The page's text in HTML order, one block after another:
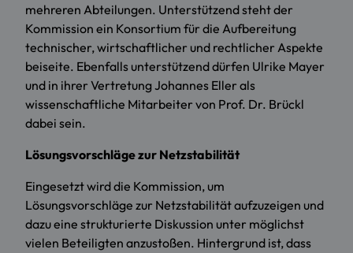
mehreren Abteilungen. Unterstützend steht der
Kommission ein Konsortium für die Aufbereitung
technischer, wirtschaftlicher und rechtlicher Aspekte
beiseite. Ebenfalls unterstützend dürfen Ulrike Mayer
und in ihrer Vertretung Johannes Eller als
wissenschaftliche Mitarbeiter von Prof. Dr. Brückl
dabei sein.
Lösungsvorschläge zur Netzstabilität
Eingesetzt wird die Kommission, um
Lösungsvorschläge zur Netzstabilität aufzuzeigen und
dazu eine strukturierte Diskussion unter möglichst
vielen Beteiligten anzustoßen. Hintergrund ist, dass